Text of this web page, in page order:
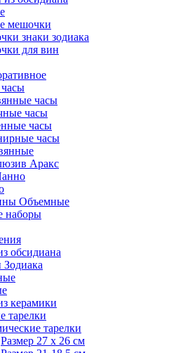
мешочки
знаки зодиака
для вин
часы
часы
часы
часы
Аракс
Объемные
наборы
обсидиана
Зодиака
керамики
тарелки
тарелки
Размер 27 х 26 см